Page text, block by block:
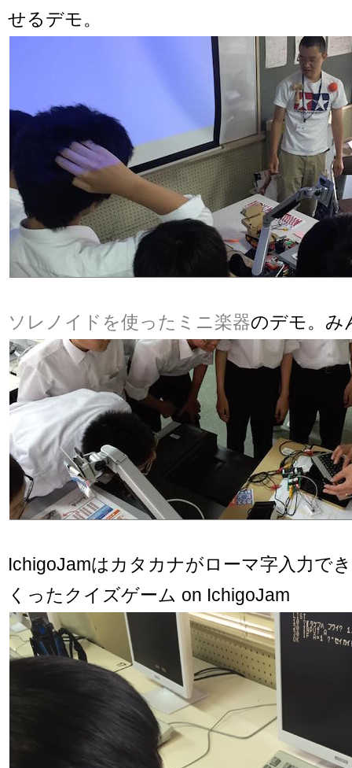
せるデモ。
ソレノイドを使ったミニ楽器のデモ。み
IchigoJamはカタカナがローマ字入力で
くったクイズゲーム on IchigoJam